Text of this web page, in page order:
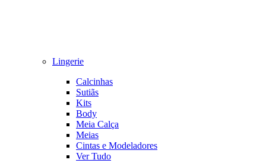
Lingerie
Calcinhas
Sutiãs
Kits
Body
Meia Calça
Meias
Cintas e Modeladores
Ver Tudo